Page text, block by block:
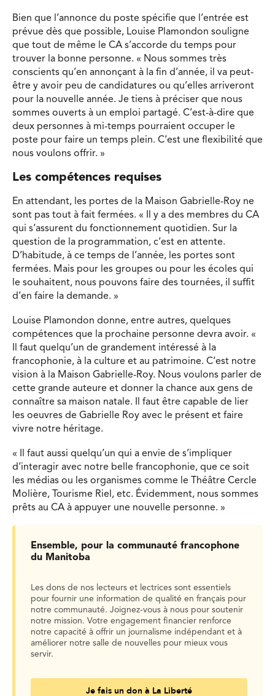
Bien que l’annonce du poste spécifie que l’entrée est
prévue dès que possible, Louise Plamondon souligne
que tout de même le CA s’accorde du temps pour
trouver la bonne personne. « Nous sommes très
conscients qu’en annonçant à la fin d’année, il va peut-
être y avoir peu de candidatures ou qu’elles arriveront
pour la nouvelle année. Je tiens à préciser que nous
sommes ouverts à un emploi partagé. C’est-à-dire que
deux personnes à mi-temps pourraient occuper le
poste pour faire un temps plein. C’est une flexibilité que
nous voulons offrir. »
Les compétences requises
En attendant, les portes de la Maison Gabrielle-Roy ne
sont pas tout à fait fermées. « Il y a des membres du CA
qui s’assurent du fonctionnement quotidien. Sur la
question de la programmation, c’est en attente.
D’habitude, à ce temps de l’année, les portes sont
fermées. Mais pour les groupes ou pour les écoles qui
le souhaitent, nous pouvons faire des tournées, il suffit
d’en faire la demande. »
Louise Plamondon donne, entre autres, quelques
compétences que la prochaine personne devra avoir. «
Il faut quelqu’un de grandement intéressé à la
francophonie, à la culture et au patrimoine. C’est notre
vision à la Maison Gabrielle-Roy. Nous voulons parler de
cette grande auteure et donner la chance aux gens de
connaître sa maison natale. Il faut être capable de lier
les oeuvres de Gabrielle Roy avec le présent et faire
vivre notre héritage.
« Il faut aussi quelqu’un qui a envie de s’impliquer
d’interagir avec notre belle francophonie, que ce soit
les médias ou les organismes comme le Théâtre Cercle
Molière, Tourisme Riel, etc. Évidemment, nous sommes
prêts au CA à appuyer une nouvelle personne. »
Ensemble, pour la communauté francophone
du Manitoba
Les dons de nos lecteurs et lectrices sont essentiels
pour fournir une information de qualité en français pour
notre communauté. Joignez-vous à nous pour soutenir
notre mission. Votre engagement financier renforce
notre capacité à offrir un journalisme indépendant et à
améliorer notre salle de nouvelles pour mieux vous
servir.
Je fais un don à La Liberté